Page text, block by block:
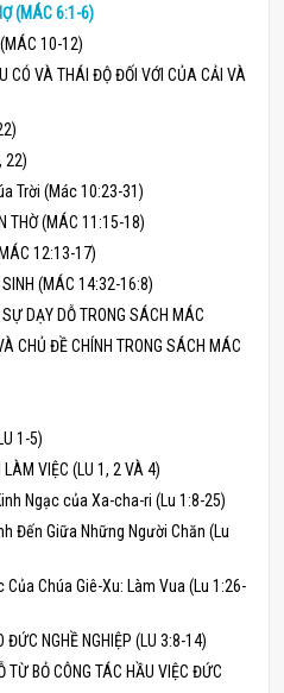
(MÁC 6:1-6)
10-12)
CÓ VÀ THÁI ĐỘ ĐỐI VỚI CỦA CẢI VÀ
22)
Trời (Mác 10:23-31)
THỜ (MÁC 11:15-18)
12:13-17)
(MÁC 14:32-16:8)
DẠY DỖ TRONG SÁCH MÁC
CHỦ ĐỀ CHÍNH TRONG SÁCH MÁC
1-5)
VIỆC (LU 1, 2 VÀ 4)
Ngạc của Xa-cha-ri (Lu 1:8-25)
Đến Giữa Những Người Chăn (Lu
Của Chúa Giê-Xu: Làm Vua (Lu 1:26-
ĐỨC NGHỀ NGHIỆP (LU 3:8-14)
TỪ BỎ CÔNG TÁC HẦU VIỆC ĐỨC